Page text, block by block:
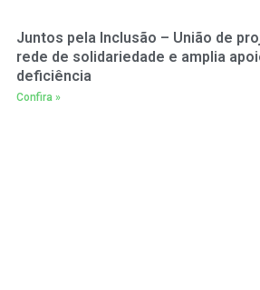
Juntos pela Inclusão – União de
rede de solidariedade e amplia
deficiência
Confira »